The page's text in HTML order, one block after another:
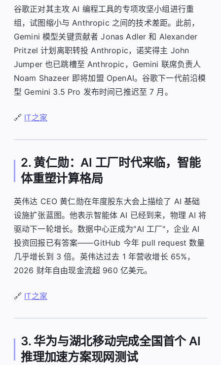
谷歌正对其主攻 AI 编程工具的专项攻坚小组进行重
组，试图缩小与 Anthropic 之间的技术差距。此前，
Gemini 模型关键贡献者 Jonas Adler 和 Alexander
Pritzel 计划离职转投 Anthropic，诺奖得主 John
Jumper 也已跳槽至 Anthropic，Gemini 联席负责人
Noam Shazeer 即将加盟 OpenAI。谷歌下一代前沿模
型 Gemini 3.5 Pro 发布时间已推迟至 7 月。
🔗 IT之家
2. 黄仁勋：AI 工厂时代来临，智能
体重塑计算格局
英伟达 CEO 黄仁勋在年度股东大会上描绘了 AI 基础
设施扩张蓝图。他表示智能体 AI 已经到来，物理 AI 将
驱动下一轮增长。数据中心正成为"AI 工厂"，企业 AI
投资回报已有答案——GitHub 今年 pull request 数量
几乎增长到 3 倍。英伟达过去 1 年营收增长 65%，
2026 财年自由现金流超 960 亿美元。
🔗 IT之家
3. 华为与湖北移动完成全国首个 AI
推理加速方案现网测试